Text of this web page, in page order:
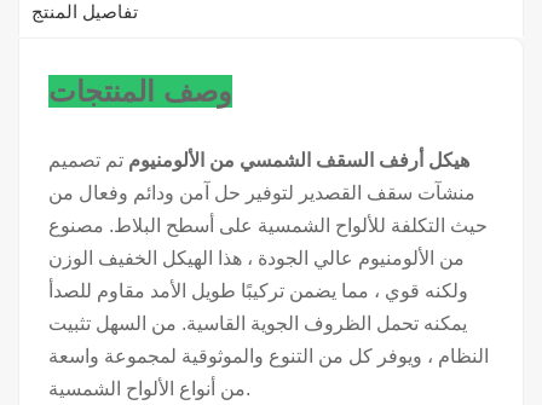
تفاصيل المنتج
وصف المنتجات
هيكل أرفف السقف الشمسي من الألومنيوم تم تصميم
منشآت سقف القصدير لتوفير حل آمن ودائم وفعال من
حيث التكلفة للألواح الشمسية على أسطح البلاط. مصنوع
من الألومنيوم عالي الجودة ، هذا الهيكل الخفيف الوزن
ولكنه قوي ، مما يضمن تركيبًا طويل الأمد مقاوم للصدأ
يمكنه تحمل الظروف الجوية القاسية. من السهل تثبيت
النظام ، ويوفر كل من التنوع والموثوقية لمجموعة واسعة
من أنواع الألواح الشمسية.